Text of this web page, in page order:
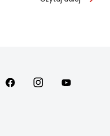
zamiast…